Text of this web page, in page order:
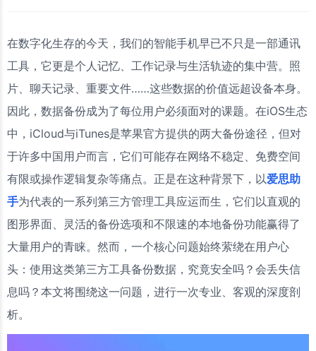
在数字化生存的今天，我们的智能手机早已不只是一部通讯
工具，它更是个人记忆、工作记录与生活轨迹的集中营。照
片、聊天记录、重要文件……这些数据的价值远超设备本身。
因此，数据备份成为了每位用户必须面对的课题。在iOS生态
中，iCloud与iTunes是苹果官方提供的两大备份途径，但对
于许多中国用户而言，它们可能存在网络不稳定、免费空间
有限或操作逻辑复杂等痛点。正是在这种背景下，以爱思助
手为代表的一系列第三方管理工具应运而生，它们以直观的
图形界面、灵活的备份选项和不限速的本地备份功能赢得了
大量用户的青睐。然而，一个核心问题始终萦绕在用户心
头：使用这类第三方工具备份数据，究竟安全吗？会丢失信
息吗？本文将围绕这一问题，进行一次专业、客观的深度剖
析。